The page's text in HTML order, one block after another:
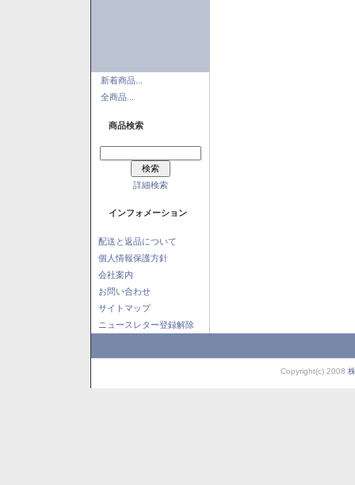
新着商品...
全商品...
商品検索
詳細検索
インフォメーション
配送と返品について
個人情報保護方針
会社案内
お問い合わせ
サイトマップ
ニュースレター登録解除
Copyright(c) 2008